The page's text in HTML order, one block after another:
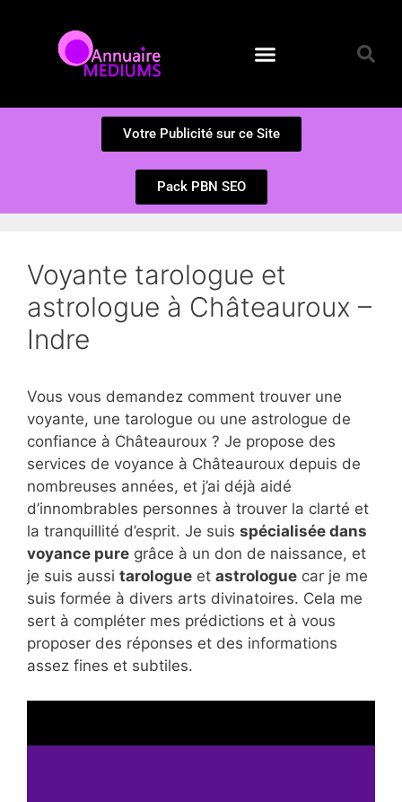
Votre Publicité sur ce Site
Pack PBN SEO
Voyante tarologue et
astrologue à Châteauroux –
Indre
Vous vous demandez comment trouver une
voyante, une tarologue ou une astrologue de
confiance à Châteauroux ? Je propose des
services de voyance à Châteauroux depuis de
nombreuses années, et j’ai déjà aidé
d’innombrables personnes à trouver la clarté et
la tranquillité d’esprit. Je suis spécialisée dans
voyance pure grâce à un don de naissance, et
je suis aussi tarologue et astrologue car je me
suis formée à divers arts divinatoires. Cela me
sert à compléter mes prédictions et à vous
proposer des réponses et des informations
assez fines et subtiles.